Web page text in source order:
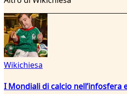
Wikichiesa
I Mondiali di calcio nell’infosfera